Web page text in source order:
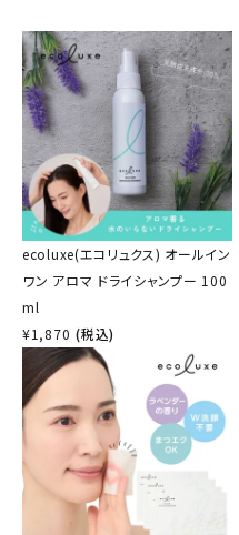
ecoluxe(エコリュクス) オールイン
ワン アロマ ドライシャンプー 100
ml
¥1,870 (税込)